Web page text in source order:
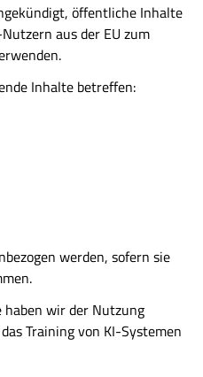
öffentliche Inhalte
aus der EU zum
Inhalte betreffen:
werden, sofern sie
haben wir der Nutzung
Training von KI-Systemen